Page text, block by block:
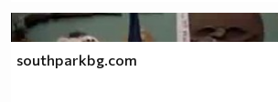
southparkbg.com